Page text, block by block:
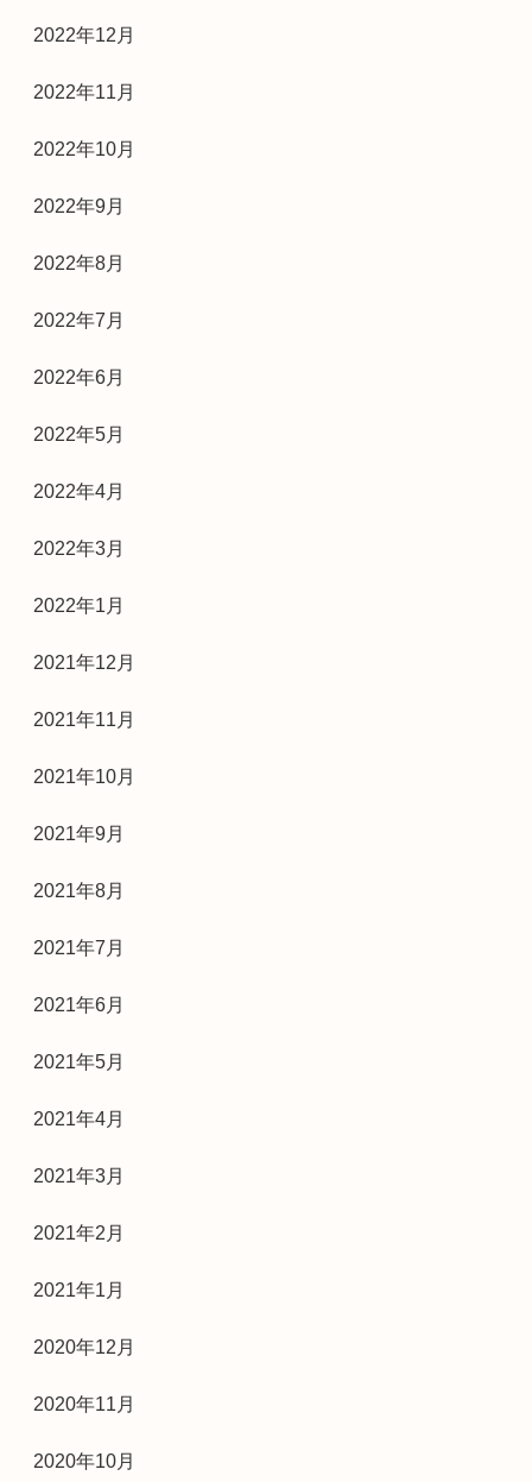
2022年12月
2022年11月
2022年10月
2022年9月
2022年8月
2022年7月
2022年6月
2022年5月
2022年4月
2022年3月
2022年1月
2021年12月
2021年11月
2021年10月
2021年9月
2021年8月
2021年7月
2021年6月
2021年5月
2021年4月
2021年3月
2021年2月
2021年1月
2020年12月
2020年11月
2020年10月